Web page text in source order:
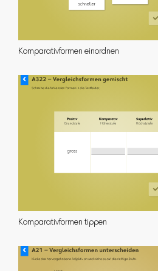
Komparativformen einordnen
Komparativformen tippen